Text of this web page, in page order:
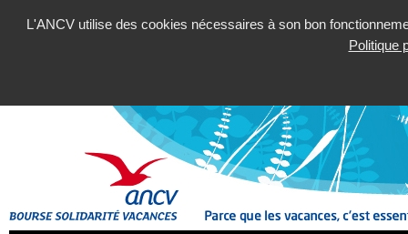
L'ANCV utilise des cookies nécessaires à son bon
Politique